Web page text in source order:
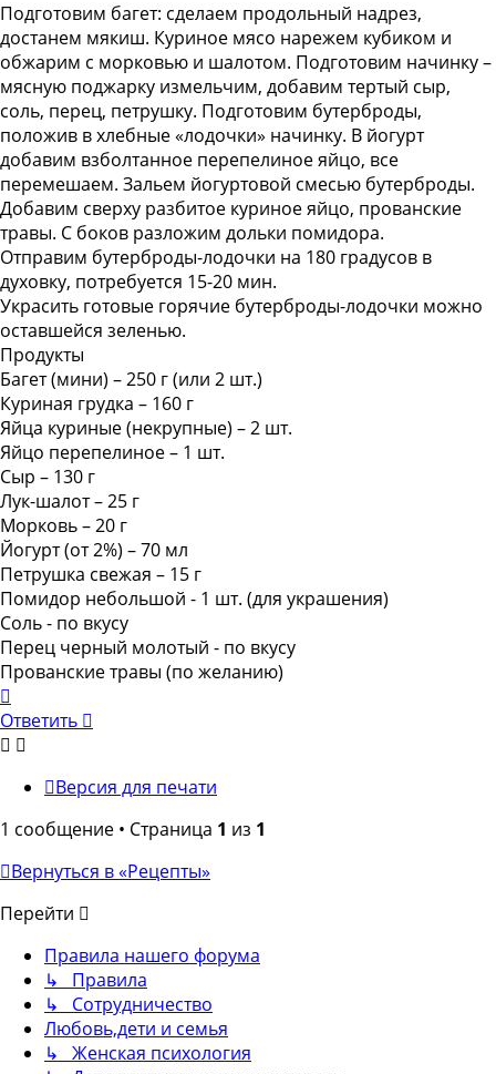
Подготовим багет: сделаем продольный надрез,
достанем мякиш. Куриное мясо нарежем кубиком и
обжарим с морковью и шалотом. Подготовим начинку –
мясную поджарку измельчим, добавим тертый сыр,
соль, перец, петрушку. Подготовим бутерброды,
положив в хлебные «лодочки» начинку. В йогурт
добавим взболтанное перепелиное яйцо, все
перемешаем. Зальем йогуртовой смесью бутерброды.
Добавим сверху разбитое куриное яйцо, прованские
травы. С боков разложим дольки помидора.
Отправим бутерброды-лодочки на 180 градусов в
духовку, потребуется 15-20 мин.
Украсить готовые горячие бутерброды-лодочки можно
оставшейся зеленью.
Продукты
Багет (мини) – 250 г (или 2 шт.)
Куриная грудка – 160 г
Яйца куриные (некрупные) – 2 шт.
Яйцо перепелиное – 1 шт.
Сыр – 130 г
Лук-шалот – 25 г
Морковь – 20 г
Йогурт (от 2%) – 70 мл
Петрушка свежая – 15 г
Помидор небольшой - 1 шт. (для украшения)
Соль - по вкусу
Перец черный молотый - по вкусу
Прованские травы (по желанию)
к
началу
Ответить
Версия для печати
1 сообщение • Страница 1 из 1
Вернуться в «Рецепты»
Перейти
Правила нашего форума
↳ Правила
↳ Сотрудничество
Любовь,дети и семья
↳ Женская психология